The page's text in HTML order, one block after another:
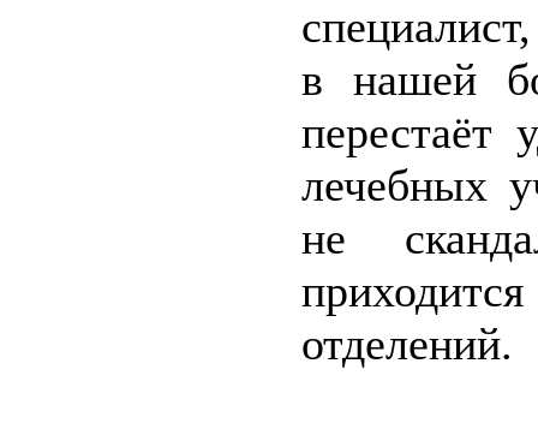
в нашей
перестаёт
лечебных
не
отделений.